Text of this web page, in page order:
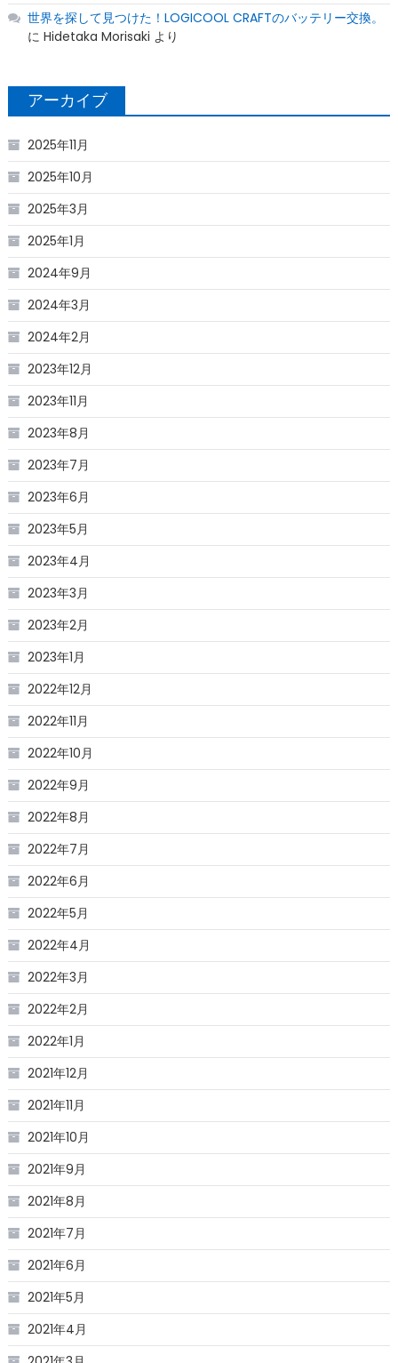
世界を探して見つけた！LOGICOOL CRAFTのバッテリー交換。
に Hidetaka Morisaki より
アーカイブ
2025年11月
2025年10月
2025年3月
2025年1月
2024年9月
2024年3月
2024年2月
2023年12月
2023年11月
2023年8月
2023年7月
2023年6月
2023年5月
2023年4月
2023年3月
2023年2月
2023年1月
2022年12月
2022年11月
2022年10月
2022年9月
2022年8月
2022年7月
2022年6月
2022年5月
2022年4月
2022年3月
2022年2月
2022年1月
2021年12月
2021年11月
2021年10月
2021年9月
2021年8月
2021年7月
2021年6月
2021年5月
2021年4月